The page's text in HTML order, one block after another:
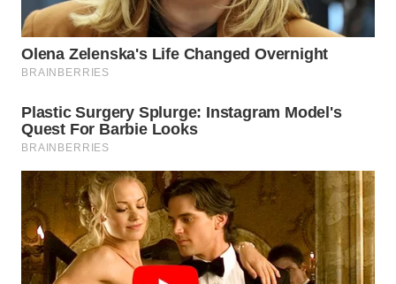
WN
BINJAI
WN
CIREBON
WN
INDRAMAYU
WN
KUNINGAN